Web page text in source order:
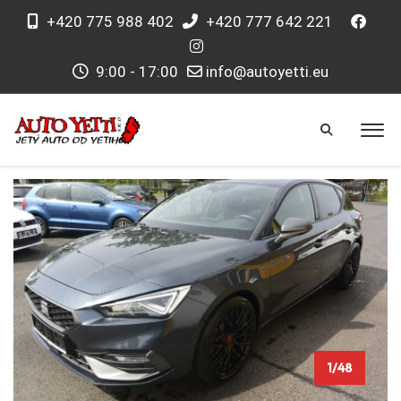
+420 775 988 402 +420 777 642 221
9:00 - 17:00 info@autoyetti.eu
1/48